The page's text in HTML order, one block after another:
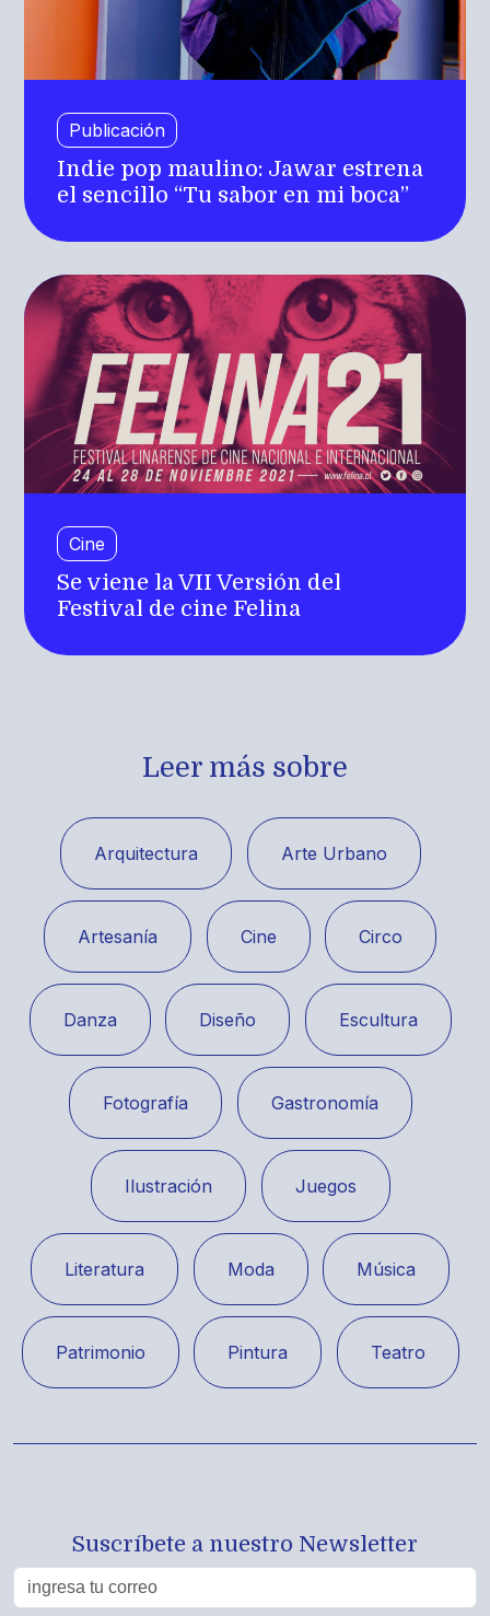
Publicación
Indie pop maulino: Jawar estrena
el sencillo “Tu sabor en mi boca”
Cine
Se viene la VII Versión del
Festival de cine Felina
Leer más sobre
Arquitectura Arte Urbano
Artesanía Cine Circo
Danza Diseño Escultura
Fotografía Gastronomía
Ilustración Juegos
Literatura Moda Música
Patrimonio Pintura Teatro
Suscríbete a nuestro Newsletter